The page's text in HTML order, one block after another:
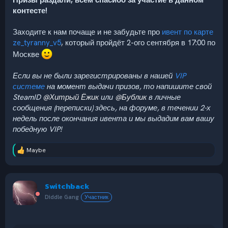
контесте!
Заходите к нам почаще и не забудьте про ивент по карте
ze_tyranny_v5, который пройдёт 2-ого сентября в 17:00 по
Москве
Если вы не были зарегистрированы в нашей VIP
системе на момент выдачи призов, то напишите свой
SteamID @Хитрый Ёжикили @Бубликв личные
сообщения (переписки) здесь, на форуме, в течении 2-х
недель после окончания ивента и мы выдадим вам вашу
победную VIP!
Р
ц
и
и
Maybe
Switchback
Diddle Gang Участник